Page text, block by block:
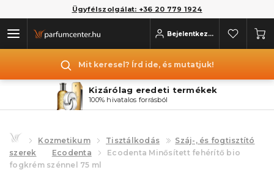
Ügyfélszolgálat: +36 20 779 1924
Bejelentkezés
Mit keresel? Írd ide, és mutatjuk!
Kizárólag eredeti termékek
100% hivatalos forrásból
Kozmetikum Tisztálkodás
Száj-, és fogtisztító
szerek
Ecodenta
Ecodenta Minősített fehérítő bio
fogkrém szénnel 75 ml